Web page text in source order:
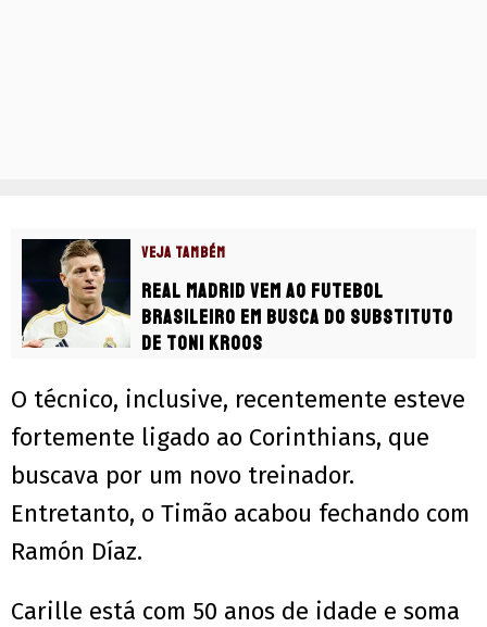
VEJA TAMBÉM
Real Madrid vem ao futebol
brasileiro em busca do substituto
de Toni Kroos
O técnico, inclusive, recentemente esteve
fortemente ligado ao Corinthians, que
buscava por um novo treinador.
Entretanto, o Timão acabou fechando com
Ramón Díaz.
Carille está com 50 anos de idade e soma